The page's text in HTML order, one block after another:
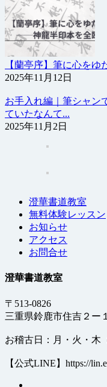
【蘭亭序】筆に心を
2025年11月12日
お手入れ編｜筆シャン
ていたなんて...
2025年11月2日
澄華書道教室
無料体験レッスン
お知らせ
アクセス
お問合せ
澄華書道教室
〒513-0826
三重県鈴鹿市住吉２ー
お稽古日：月・火・木
【公式LINE】https://